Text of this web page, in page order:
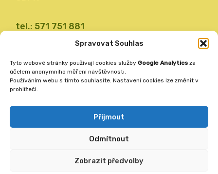
Spravovat Souhlas
Tyto webové stránky používají cookies služby Google Analytics za
účelem anonymního měření návštěvnosti.
Používáním webu s tímto souhlasíte. Nastavení cookies lze změnit v
prohlížeči.
Přijmout
Odmítnout
Zobrazit předvolby
tel.: 571 751 881
email: zsvalbystrice@zsvb.cz
ID datové schránky: 24dabpx